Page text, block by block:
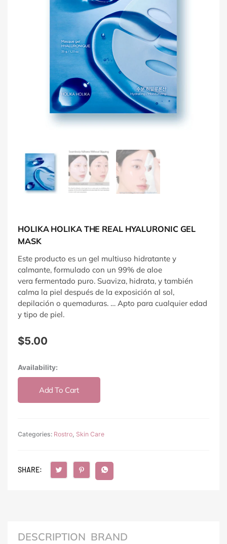
HOLIKA HOLIKA THE REAL HYALURONIC GEL
MASK
Este producto es un gel multiuso hidratante y
calmante, formulado con un 99% de aloe
vera fermentado puro. Suaviza, hidrata, y también
calma la piel después de la exposición al sol,
depilación o quemaduras. … Apto para cualquier edad
y tipo de piel.
$5.00
Availability:
Holika
Holika
Real
Mask
Add To Cart
Categories: Rostro, Skin Care
SHARE:
DESCRIPTION BRAND